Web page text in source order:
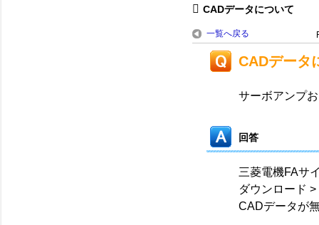
CADデータについて
一覧へ戻る
CADデータ
サーボアンプ
回答
三菱電機FAサ
ダウンロード
CADデータが